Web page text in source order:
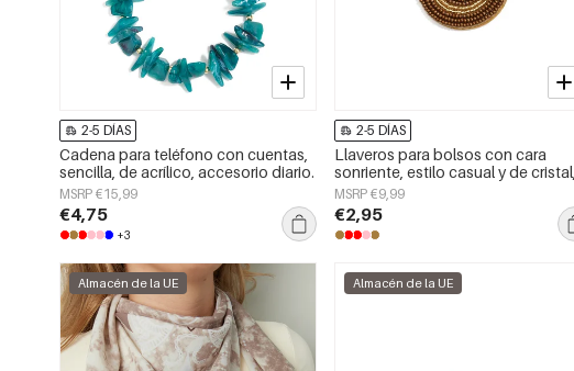
2-5 DÍAS
Cadena para teléfono con cuentas,
sencilla, de acrílico, accesorio diario.
MSRP €15,99
€4,75
+3
2-5 DÍAS
Llaveros para bolsos con cara
sonriente, estilo casual y de cristal,
accesorios diarios.
MSRP €9,99
€2,95
Almacén de la UE Almacén de la UE